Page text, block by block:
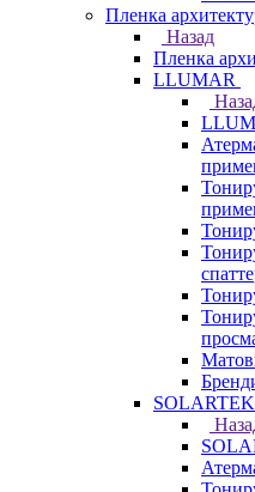
Пленка
Назад
Пленка
LLUMAR
SOLARTEK